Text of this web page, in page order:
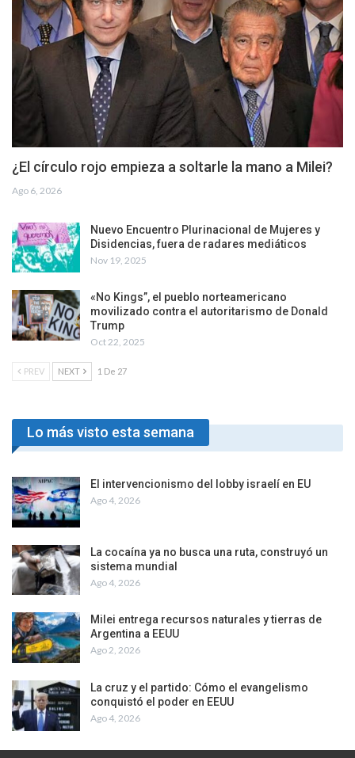
¿El círculo rojo empieza a soltarle la mano a Milei?
Ago 6, 2026
Nuevo Encuentro Plurinacional de Mujeres y
Disidencias, fuera de radares mediáticos
Nov 19, 2025
«No Kings”, el pueblo norteamericano
movilizado contra el autoritarismo de Donald
Trump
Oct 22, 2025
PREV NEXT 1 De 27
Lo más visto esta semana
El intervencionismo del lobby israelí en EU
Ago 4, 2026
La cocaína ya no busca una ruta, construyó un
sistema mundial
Ago 4, 2026
Milei entrega recursos naturales y tierras de
Argentina a EEUU
Ago 2, 2026
La cruz y el partido: Cómo el evangelismo
conquistó el poder en EEUU
Ago 4, 2026